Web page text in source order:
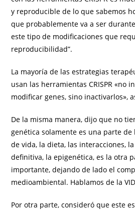
y reproducible de lo que sabemos
que probablemente va a ser
este tipo de modificaciones que
reproducibilidad”.
La mayoría de las estrategias
usan las herramientas CRISPR «no
modificar genes, sino inactivarlos»,
De la misma manera, dijo que no
genética solamente es una parte de
de vida, la dieta, las interacciones,
definitiva, la epigenética, es la otra
importante, dejando de lado el
medioambiental. Hablamos de la
Por otra parte, consideró que este